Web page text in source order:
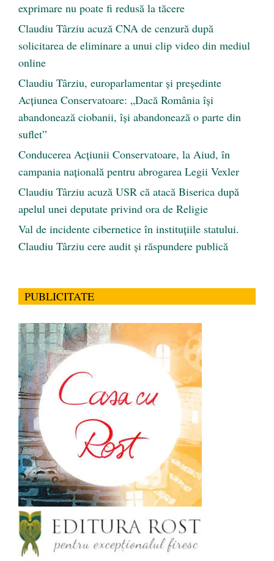
exprimare nu poate fi redusă la tăcere
Claudiu Târziu acuză CNA de cenzură după
solicitarea de eliminare a unui clip video din mediul
online
Claudiu Târziu, europarlamentar și președinte
Acțiunea Conservatoare: „Dacă România își
abandonează ciobanii, își abandonează o parte din
suflet”
Conducerea Acțiunii Conservatoare, la Aiud, în
campania națională pentru abrogarea Legii Vexler
Claudiu Târziu acuză USR că atacă Biserica după
apelul unei deputate privind ora de Religie
Val de incidente cibernetice în instituțiile statului.
Claudiu Târziu cere audit și răspundere publică
PUBLICITATE